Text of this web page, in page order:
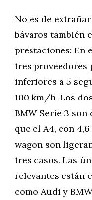
No es de
bávaros también
prestaciones: En
tres proveedores
inferiores a 5
100 km/h. Los
BMW Serie 3 son
que el A4, con
wagon son
tres casos. Las
relevantes están
como Audi y